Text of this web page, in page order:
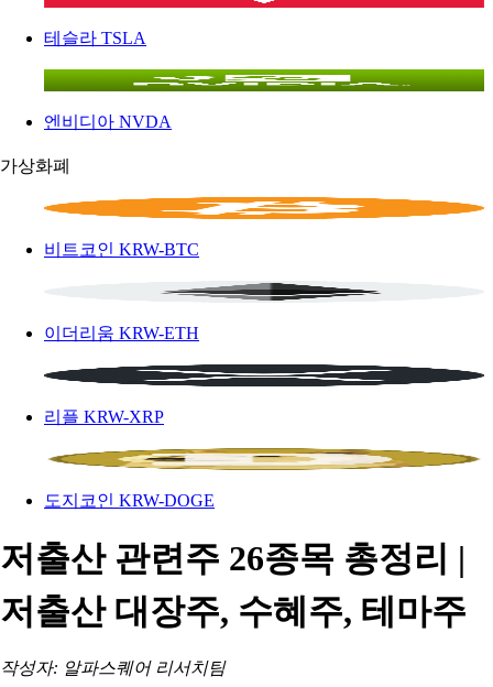
테슬라 TSLA
엔비디아 NVDA
가상화폐
비트코인 KRW-BTC
이더리움 KRW-ETH
리플 KRW-XRP
도지코인 KRW-DOGE
저출산 관련주 26종목 총정리 |
저출산 대장주, 수혜주, 테마주
작성자: 알파스퀘어 리서치팀